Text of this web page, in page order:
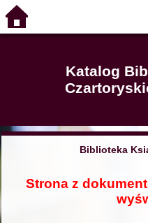
Katalog
Biblioteka
Strona z